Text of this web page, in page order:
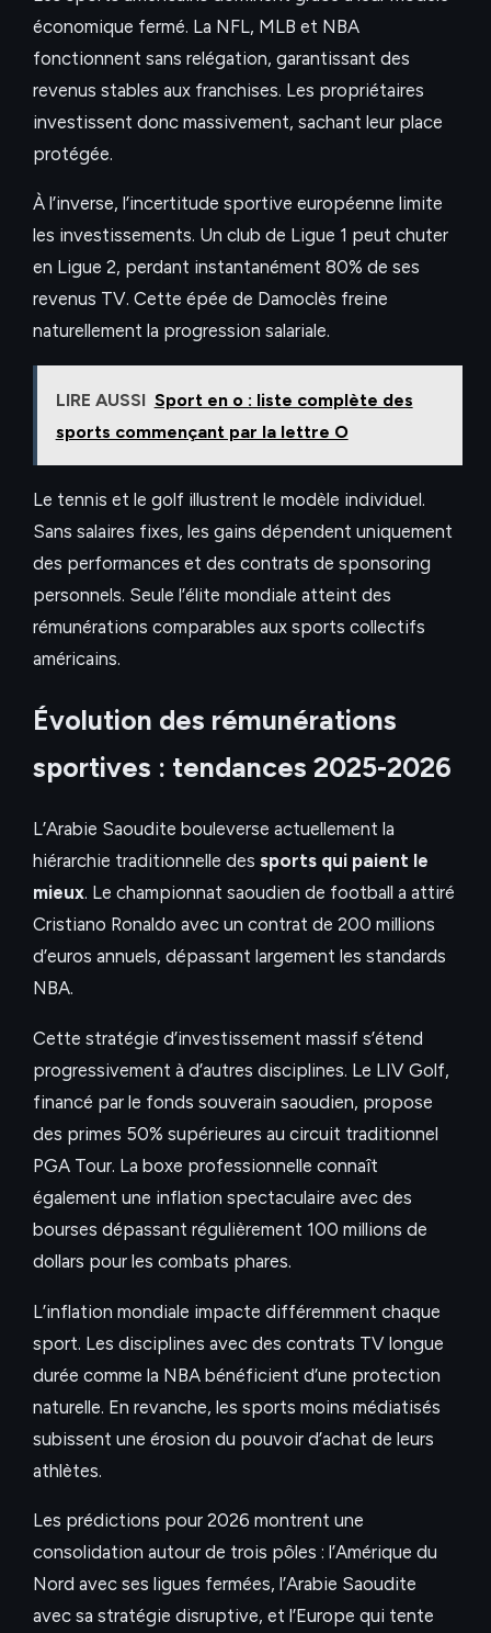
économique fermé. La NFL, MLB et NBA
fonctionnent sans relégation, garantissant des
revenus stables aux franchises. Les propriétaires
investissent donc massivement, sachant leur place
protégée.
À l’inverse, l’incertitude sportive européenne limite
les investissements. Un club de Ligue 1 peut chuter
en Ligue 2, perdant instantanément 80% de ses
revenus TV. Cette épée de Damoclès freine
naturellement la progression salariale.
LIRE AUSSI Sport en o : liste complète des
sports commençant par la lettre O
Le tennis et le golf illustrent le modèle individuel.
Sans salaires fixes, les gains dépendent uniquement
des performances et des contrats de sponsoring
personnels. Seule l’élite mondiale atteint des
rémunérations comparables aux sports collectifs
américains.
Évolution des rémunérations
sportives : tendances 2025-2026
L’Arabie Saoudite bouleverse actuellement la
hiérarchie traditionnelle des sports qui paient le
mieux. Le championnat saoudien de football a attiré
Cristiano Ronaldo avec un contrat de 200 millions
d’euros annuels, dépassant largement les standards
NBA.
Cette stratégie d’investissement massif s’étend
progressivement à d’autres disciplines. Le LIV Golf,
financé par le fonds souverain saoudien, propose
des primes 50% supérieures au circuit traditionnel
PGA Tour. La boxe professionnelle connaît
également une inflation spectaculaire avec des
bourses dépassant régulièrement 100 millions de
dollars pour les combats phares.
L’inflation mondiale impacte différemment chaque
sport. Les disciplines avec des contrats TV longue
durée comme la NBA bénéficient d’une protection
naturelle. En revanche, les sports moins médiatisés
subissent une érosion du pouvoir d’achat de leurs
athlètes.
Les prédictions pour 2026 montrent une
consolidation autour de trois pôles : l’Amérique du
Nord avec ses ligues fermées, l’Arabie Saoudite
avec sa stratégie disruptive, et l’Europe qui tente